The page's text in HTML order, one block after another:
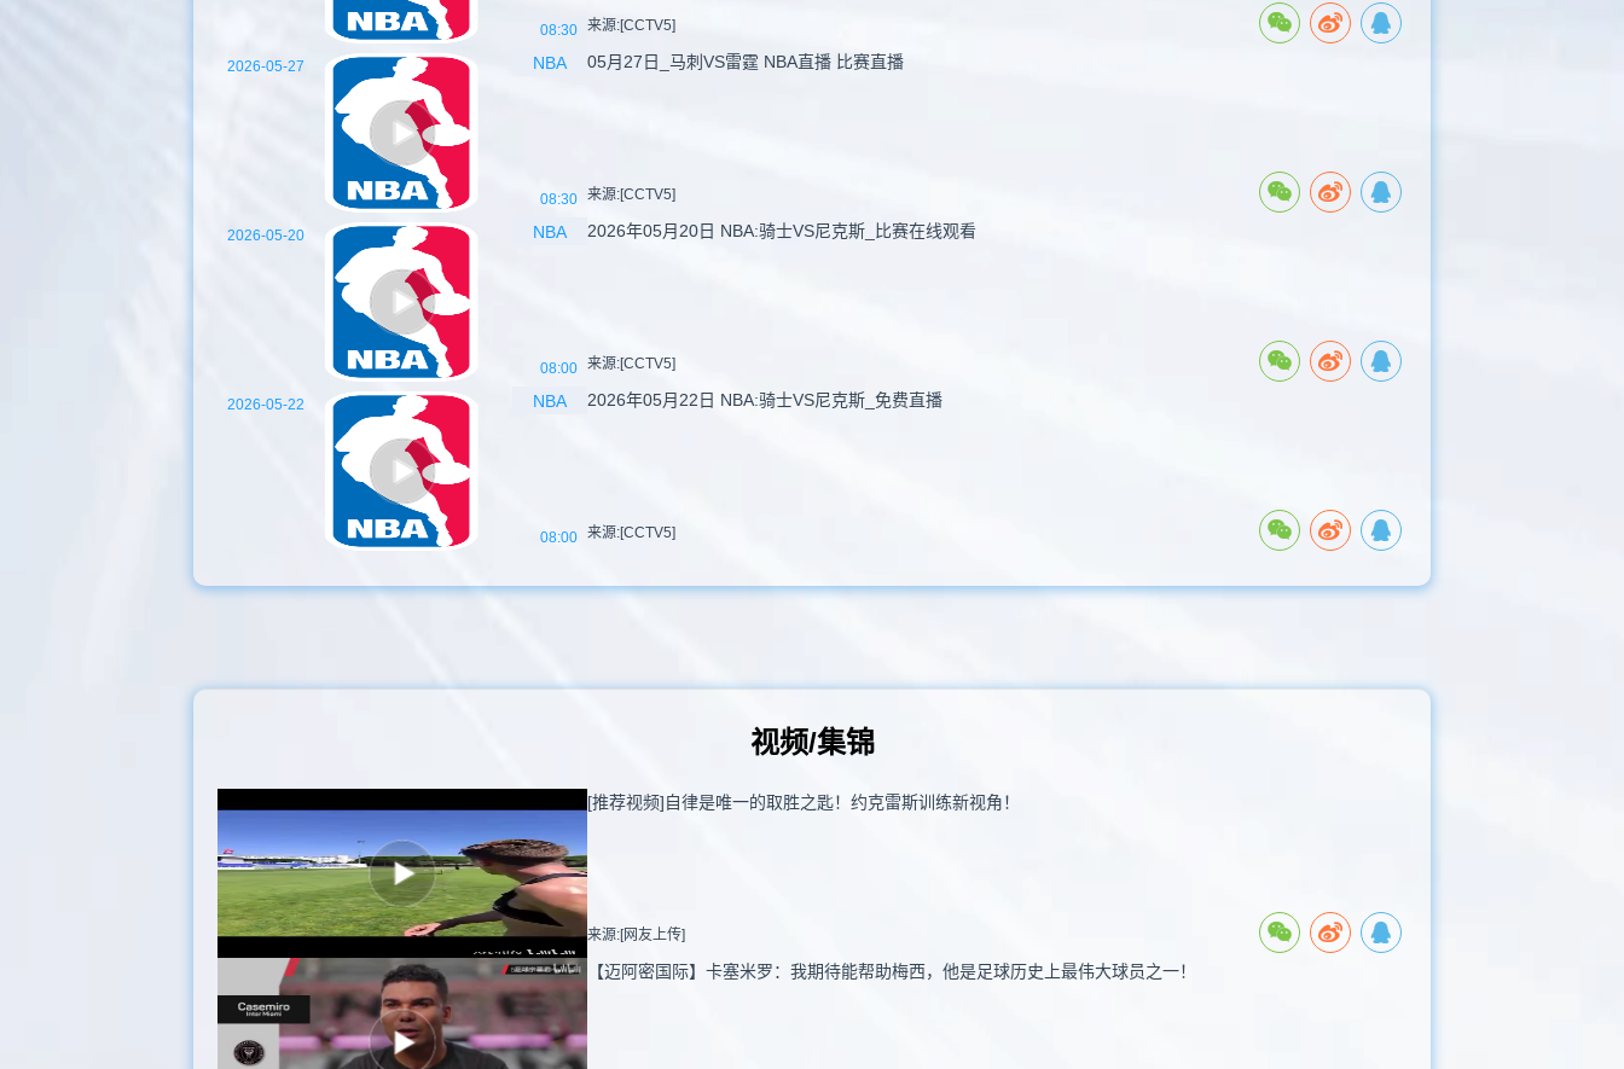
08:30 来源:[CCTV5]
NBA
08:30
2026-05-27 05月27日_马刺VS雷霆 NBA直播 比赛直播
来源:[CCTV5]
NBA
08:00
2026-05-20 2026年05月20日 NBA:骑士VS尼克斯_比赛在线观看
来源:[CCTV5]
NBA
08:00
2026-05-22 2026年05月22日 NBA:骑士VS尼克斯_免费直播
来源:[CCTV5]
视频/集锦
[推荐视频]自律是唯一的取胜之匙！约克雷斯训练新视角！
来源:[网友上传]
【迈阿密国际】卡塞米罗：我期待能帮助梅西，他是足球历史上最伟大球员之一！